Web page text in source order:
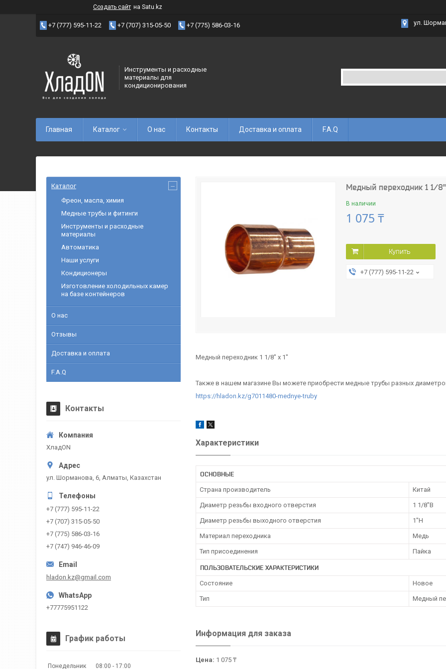
Создать сайт на Satu.kz
+7 (777) 595-11-22 +7 (707) 315-05-50 +7 (775) 586-03-16 ул.
Инструменты и расходные
материалы для
кондиционирования
Главная Каталог О нас Контакты Доставка и оплата F.A.Q
Медный переходник 1 1/8"
В наличии
1 075 ₸
Купить
+7 (777) 595-11-22
Медный переходник 1 1/8" х 1"
Также в нашем магазине Вы можете приобрести медные трубы разных
https://hladon.kz/g7011480-mednye-truby
Характеристики
ОСНОВНЫЕ
Страна производитель Китай
Диаметр резьбы входного отверстия 1 1/8"В
Диаметр резьбы выходного отверстия 1"Н
Материал переходника Медь
Тип присоединения Пайка
ПОЛЬЗОВАТЕЛЬСКИЕ ХАРАКТЕРИСТИКИ
Состояние Новое
Тип Медный
Информация для заказа
Цена: 1 075 ₸
Каталог
Фреон, масла, химия
Медные трубы и фитинги
Инструменты и расходные
материалы
Автоматика
Наши услуги
Кондиционеры
Изготовление холодильных камер
на базе контейнеров
О нас
Отзывы
Доставка и оплата
F.A.Q
Контакты
ХладON
ул. Шорманова, 6, Алматы, Казахстан
+7 (777) 595-11-22
+7 (707) 315-05-50
+7 (775) 586-03-16
+7 (747) 946-46-09
hladon.kz@gmail.com
+77775951122
График работы
Понедельник 08:00 17:00